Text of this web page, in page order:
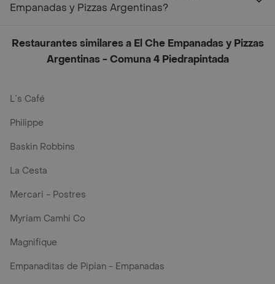
Empanadas y Pizzas Argentinas?
Restaurantes similares a El Che Empanadas y Pizzas
Argentinas - Comuna 4 Piedrapintada
L´s Café
Philippe
Baskin Robbins
La Cesta
Mercari - Postres
Myriam Camhi Co
Magnifique
Empanaditas de Pipian - Empanadas